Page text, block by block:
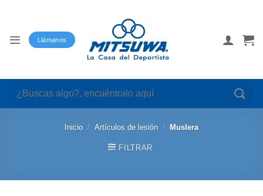
Llámanos
Buscar
por:
Inicio / Artículos de lesión / Muslera
FILTRAR